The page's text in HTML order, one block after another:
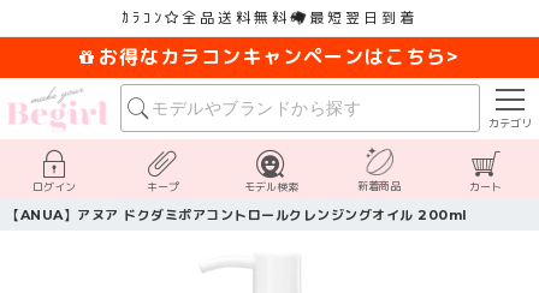
ｶﾗｺﾝ 全品送料無料 最短翌日到着
お得なカラコンキャンペーンはこちら>
カテゴリ
ログイン キープ モデル検索 新着商品 カート
【ANUA】アヌア ドクダミポアコントロールクレンジングオイル 200ml